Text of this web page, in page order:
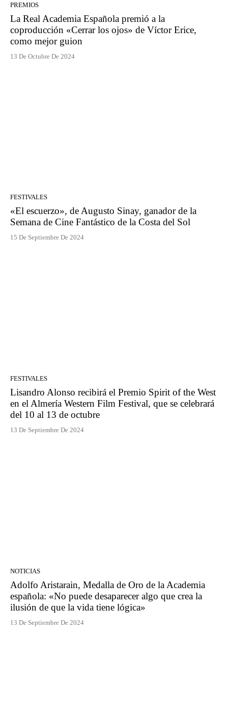
PREMIOS
La Real Academia Española premió a la
coproducción «Cerrar los ojos» de Víctor Erice,
como mejor guion
13 De Octubre De 2024
FESTIVALES
«El escuerzo», de Augusto Sinay, ganador de la
Semana de Cine Fantástico de la Costa del Sol
15 De Septiembre De 2024
FESTIVALES
Lisandro Alonso recibirá el Premio Spirit of the West
en el Almería Western Film Festival, que se celebrará
del 10 al 13 de octubre
13 De Septiembre De 2024
NOTICIAS
Adolfo Aristarain, Medalla de Oro de la Academia
española: «No puede desaparecer algo que crea la
ilusión de que la vida tiene lógica»
13 De Septiembre De 2024